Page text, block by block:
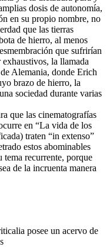
dosis de autonomía,
en su propio nombre, no
que las tierras
de hierro, al menos
que sufrirían
la llamada
Alemania, donde Erich
brazo de hierro, la
sociedad durante varias
que las cinematografías
en “La vida de los
traten “in extenso”
estos abominables
tema recurrente, porque
de la incruenta manera
posee un acervo de